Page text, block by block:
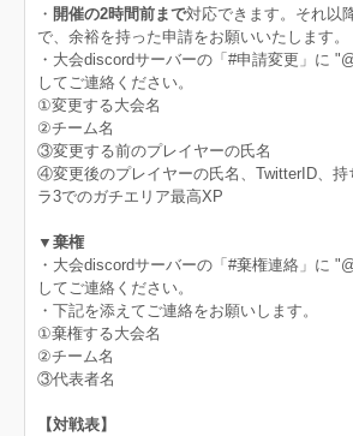
・ 開催の2時間前まで対応できます。それ以
で、余裕を持った申請をお願いいたします。
・大会discordサーバーの「#申請変更」に
してご連絡ください。
①変更する大会名
②チーム名
③変更する前のプレイヤーの氏名
④変更後のプレイヤーの氏名、TwitterID、持
ラ3でのガチエリア最高XP
▼棄権
・大会discordサーバーの「#棄権連絡」に
してご連絡ください。
・下記を添えてご連絡をお願いします。
①棄権する大会名
②チーム名
③代表者名
【対戦表】